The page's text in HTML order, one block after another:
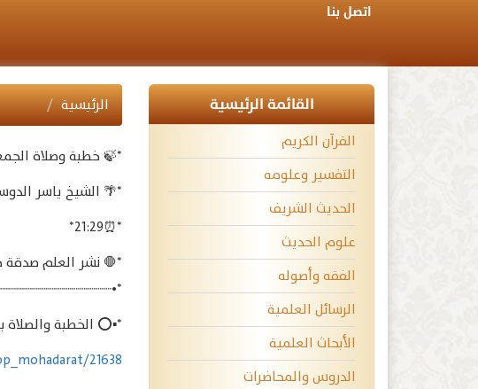
اتصل بنا
القائمة الرئيسية
القرآن الكريم
التفسير وعلومه
الحديث الشريف
علوم الحديث
الفقه وأصوله
الرسائل العلمية
الأبحاث العلمية
الدروس والمحاضرات
الرئيسية
*🍃 خطبة وصلاة الجمعة لهذا
*🌴 الشيخ ياسر
*⏰21:29*
*🛑 نشر العلم صدقة
*▪️⭕️ الخطبة
21638